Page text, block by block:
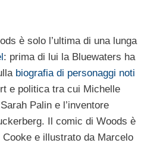
è solo l’ultima di una lunga
: prima di lui la Bluewaters ha
biografia di personaggi noti
e politica tra cui Michelle
Palin e l’inventore
Il comic di Woods è
e illustrato da Marcelo